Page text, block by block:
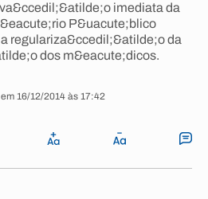
imediata da
P&uacute;blico
regulariza&ccedil;&atilde;o da
dos m&eacute;dicos.
16/12/2014 às 17:42